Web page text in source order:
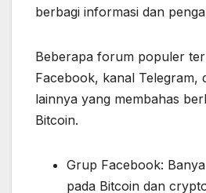
berbagi informasi dan
Beberapa forum populer
Facebook, kanal Telegram,
lainnya yang membahas
Bitcoin.
Grup Facebook:
pada Bitcoin dan